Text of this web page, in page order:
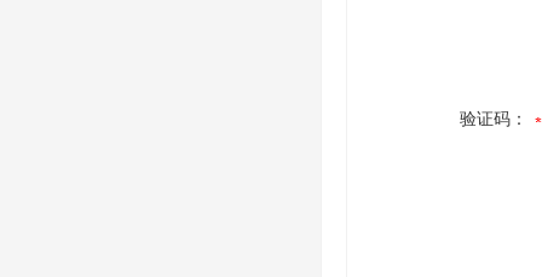
验证码：